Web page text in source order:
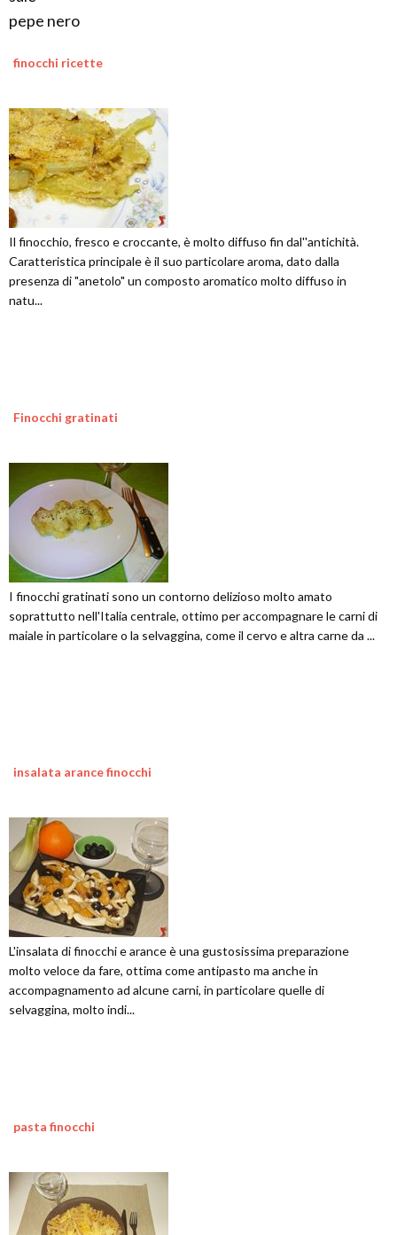
pepe nero
finocchi ricette
Il finocchio, fresco e croccante, è molto diffuso fin dal''antichità.
Caratteristica principale è il suo particolare aroma, dato dalla
presenza di "anetolo" un composto aromatico molto diffuso in
natu...
Finocchi gratinati
I finocchi gratinati sono un contorno delizioso molto amato
soprattutto nell'Italia centrale, ottimo per accompagnare le carni di
maiale in particolare o la selvaggina, come il cervo e altra carne da ...
insalata arance finocchi
L'insalata di finocchi e arance è una gustosissima preparazione
molto veloce da fare, ottima come antipasto ma anche in
accompagnamento ad alcune carni, in particolare quelle di
selvaggina, molto indi...
pasta finocchi